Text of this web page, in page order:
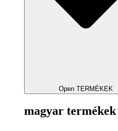
Open TERMÉKEK
magyar termékek